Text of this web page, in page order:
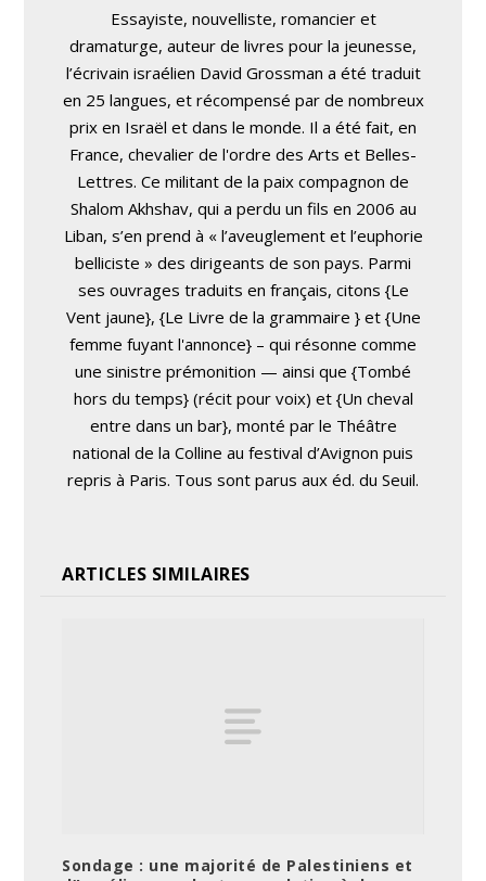
Essayiste, nouvelliste, romancier et
dramaturge, auteur de livres pour la jeunesse,
l’écrivain israélien David Grossman a été traduit
en 25 langues, et récompensé par de nombreux
prix en Israël et dans le monde. Il a été fait, en
France, chevalier de l'ordre des Arts et Belles-
Lettres. Ce militant de la paix compagnon de
Shalom Akhshav, qui a perdu un fils en 2006 au
Liban, s’en prend à « l’aveuglement et l’euphorie
belliciste » des dirigeants de son pays. Parmi
ses ouvrages traduits en français, citons {Le
Vent jaune}, {Le Livre de la grammaire } et {Une
femme fuyant l'annonce} – qui résonne comme
une sinistre prémonition — ainsi que {Tombé
hors du temps} (récit pour voix) et {Un cheval
entre dans un bar}, monté par le Théâtre
national de la Colline au festival d’Avignon puis
repris à Paris. Tous sont parus aux éd. du Seuil.
ARTICLES SIMILAIRES
Sondage : une majorité de Palestiniens et